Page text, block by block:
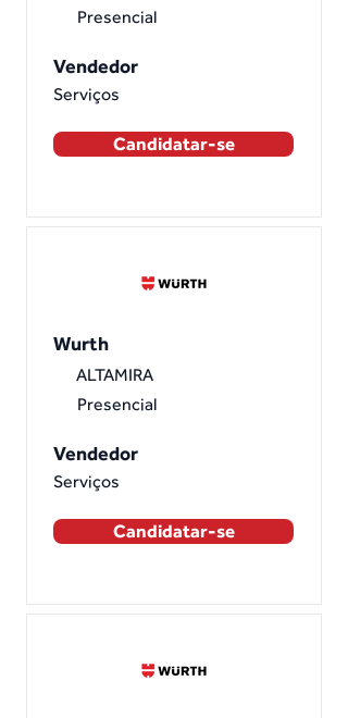
Presencial
Vendedor
Serviços
Candidatar-se
Wurth
ALTAMIRA
Presencial
Vendedor
Serviços
Candidatar-se